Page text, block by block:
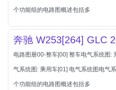
DS-进口
东南
东风富康
东风小康
东风景逸
东风纳米
个功能组的电路图概述包括多
奔驰 W253[264] GLC
电路图册00-整车[00] 整车电气系统图:
气系统图: 乘用车[01] 电气系统图电气
个功能组的电路图概述包括多